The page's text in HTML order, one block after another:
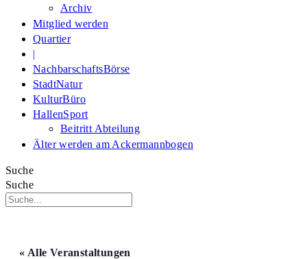
Archiv
Mitglied werden
Quartier
|
NachbarschaftsBörse
StadtNatur
KulturBüro
HallenSport
Beitritt Abteilung
Älter werden am Ackermannbogen
Suche
Suche
« Alle Veranstaltungen